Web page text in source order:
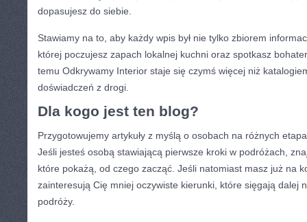
dopasujesz do siebie.
Stawiamy na to, aby każdy wpis był nie tylko zbiorem
której poczujesz zapach lokalnej kuchni oraz spotkasz
temu Odkrywamy Interior staje się czymś więcej niż
doświadczeń z drogi.
Dla kogo jest ten blog?
Przygotowujemy artykuły z myślą o osobach na różnych
Jeśli jesteś osobą stawiającą pierwsze kroki w podróżach,
które pokażą, od czego zacząć. Jeśli natomiast masz już na
zainteresują Cię mniej oczywiste kierunki, które sięgają dalej
podróży.